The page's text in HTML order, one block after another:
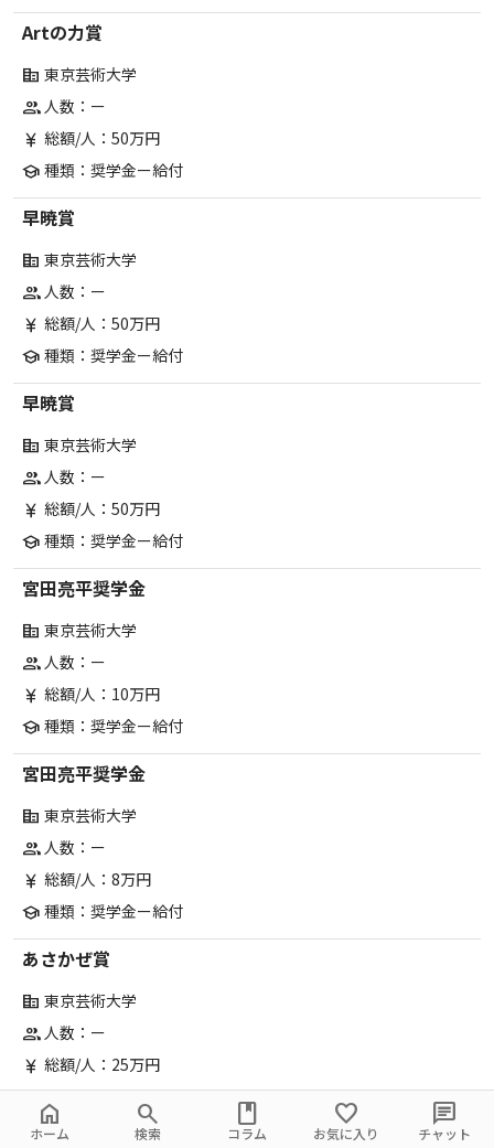
Artの力賞
corporate_fare 東京芸術大学
group人数：ー
currency_yen 総額/人：50万円
school 種類：奨学金ー給付
早暁賞
corporate_fare 東京芸術大学
group人数：ー
currency_yen 総額/人：50万円
school 種類：奨学金ー給付
早暁賞
corporate_fare 東京芸術大学
group人数：ー
currency_yen 総額/人：50万円
school 種類：奨学金ー給付
宮田亮平奨学金
corporate_fare 東京芸術大学
group人数：ー
currency_yen 総額/人：10万円
school 種類：奨学金ー給付
宮田亮平奨学金
corporate_fare 東京芸術大学
group人数：ー
currency_yen 総額/人：8万円
school 種類：奨学金ー給付
あさかぜ賞
corporate_fare 東京芸術大学
group人数：ー
currency_yen 総額/人：25万円
種類：奨学金ー給付
home
ホーム
search
検索
book
コラム
favorite
お気に入り
chat
チャット